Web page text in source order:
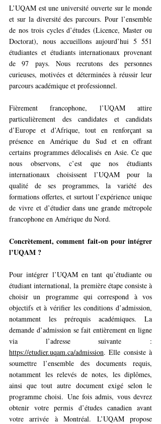
L’UQAM est une université ouverte sur le monde
et sur la diversité des parcours. Pour l’ensemble
de nos trois cycles d’études (Licence, Master ou
Doctorat), nous accueillons aujourd’hui 5 551
étudiantes et étudiants internationaux provenant
de 97 pays. Nous recrutons des personnes
curieuses, motivées et déterminées à réussir leur
parcours académique et professionnel.
Fièrement francophone, l’UQAM attire
particulièrement des candidates et candidats
d’Europe et d’Afrique, tout en renforçant sa
présence en Amérique du Sud et en offrant
certains programmes délocalisés en Asie. Ce que
nous observons, c’est que nos étudiants
internationaux choisissent l’UQAM pour la
qualité de ses programmes, la variété des
formations offertes, et surtout l’expérience unique
de vivre et d’étudier dans une grande métropole
francophone en Amérique du Nord.
Concrètement, comment fait-on pour intégrer
l’UQAM ?
Pour intégrer l’UQAM en tant qu’étudiante ou
étudiant international, la première étape consiste à
choisir un programme qui correspond à vos
objectifs et à vérifier les conditions d’admission,
notamment les prérequis académiques. La
demande d’admission se fait entièrement en ligne
https://etudier.uqam.ca/admission. Elle consiste à
soumettre l’ensemble des documents requis,
notamment les relevés de notes, les diplômes,
ainsi que tout autre document exigé selon le
programme choisi. Une fois admis, vous devrez
obtenir votre permis d’études canadien avant
votre arrivée à Montréal. L’UQAM propose